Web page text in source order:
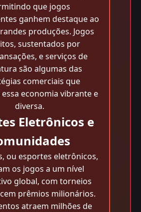
que jogos
ganhem destaque ao
produções. Jogos
sustentados por
e serviços de
são algumas das
comerciais que
economia vibrante e
diversa.
Eletrônicos e
ou esportes eletrônicos,
os jogos a um nível
global, com torneios
prêmios milionários.
atraem milhões de